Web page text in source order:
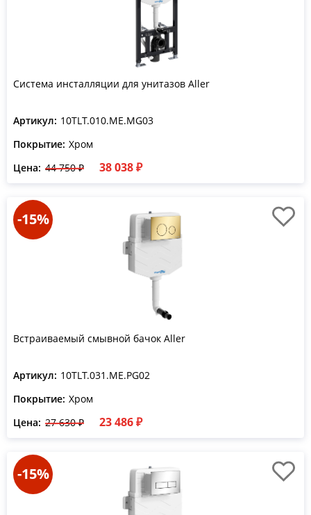
Система инсталляции для унитазов Aller
Артикул: 10TLT.010.ME.MG03
Покрытие: Хром
Цена: 44 750 ₽ 38 038 ₽
-15%
Встраиваемый смывной бачок Aller
Артикул: 10TLT.031.ME.PG02
Покрытие: Хром
Цена: 27 630 ₽ 23 486 ₽
-15%